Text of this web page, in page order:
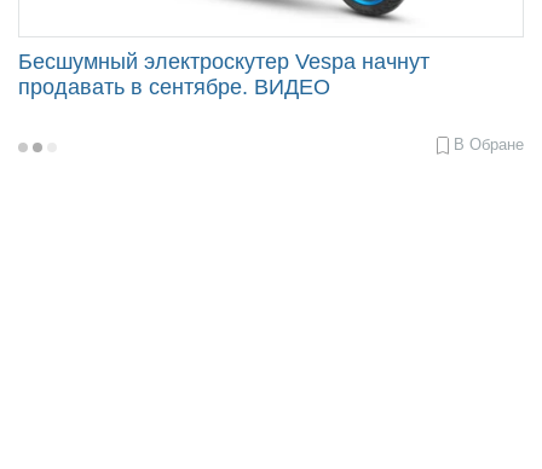
Бесшумный электроскутер Vespa начнут
продавать в сентябре. ВИДЕО
2018-
В Обране